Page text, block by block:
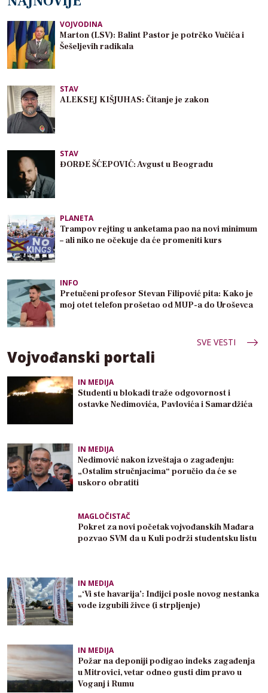
VOJVODINA
Marton (LSV): Balint Pastor je potrčko Vučića i
Šešeljevih radikala
STAV
ALEKSEJ KIŠJUHAS: Čitanje je zakon
STAV
ĐORĐE ŠĆEPOVIĆ: Avgust u Beogradu
PLANETA
Trampov rejting u anketama pao na novi minimum
– ali niko ne očekuje da će promeniti kurs
INFO
Pretučeni profesor Stevan Filipović pita: Kako je
moj otet telefon prošetao od MUP-a do Uroševca
SVE VESTI
Vojvođanski portali
IN MEDIJA
Studenti u blokadi traže odgovornost i
ostavke Nedimovića, Pavlovića i Samardžića
IN MEDIJA
Nedimović nakon izveštaja o zagađenju:
„Ostalim stručnjacima“ poručio da će se
uskoro obratiti
MAGLOČISTAČ
Pokret za novi početak vojvođanskih Mađara
pozvao SVM da u Kuli podrži studentsku listu
IN MEDIJA
„‘Vi ste havarija’: Inđijci posle novog nestanka
vode izgubili živce (i strpljenje)
IN MEDIJA
Požar na deponiji podigao indeks zagađenja
u Mitrovici, vetar odneo gusti dim pravo u
Voganj i Rumu